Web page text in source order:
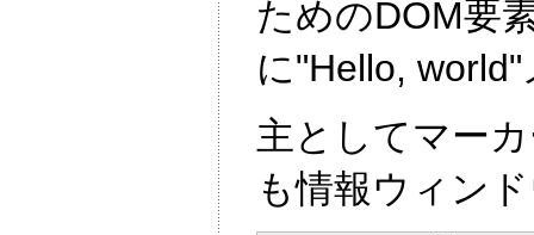
ためのDOM要
に"Hello,
主としてマー
も情報ウィン